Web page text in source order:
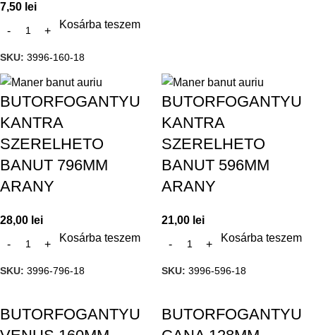
7,50 lei
Kosárba teszem
SKU: 3996-160-18
BUTORFOGANTYU
KANTRA
SZERELHETO
BANUT 796MM
ARANY
28,00 lei
Kosárba teszem
SKU: 3996-796-18
BUTORFOGANTYU
KANTRA
SZERELHETO
BANUT 596MM
ARANY
21,00 lei
Kosárba teszem
SKU: 3996-596-18
BUTORFOGANTYU
BUTORFOGANTYU